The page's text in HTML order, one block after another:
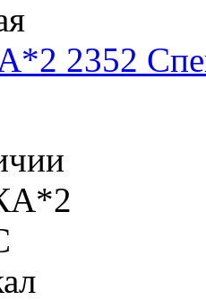
2352